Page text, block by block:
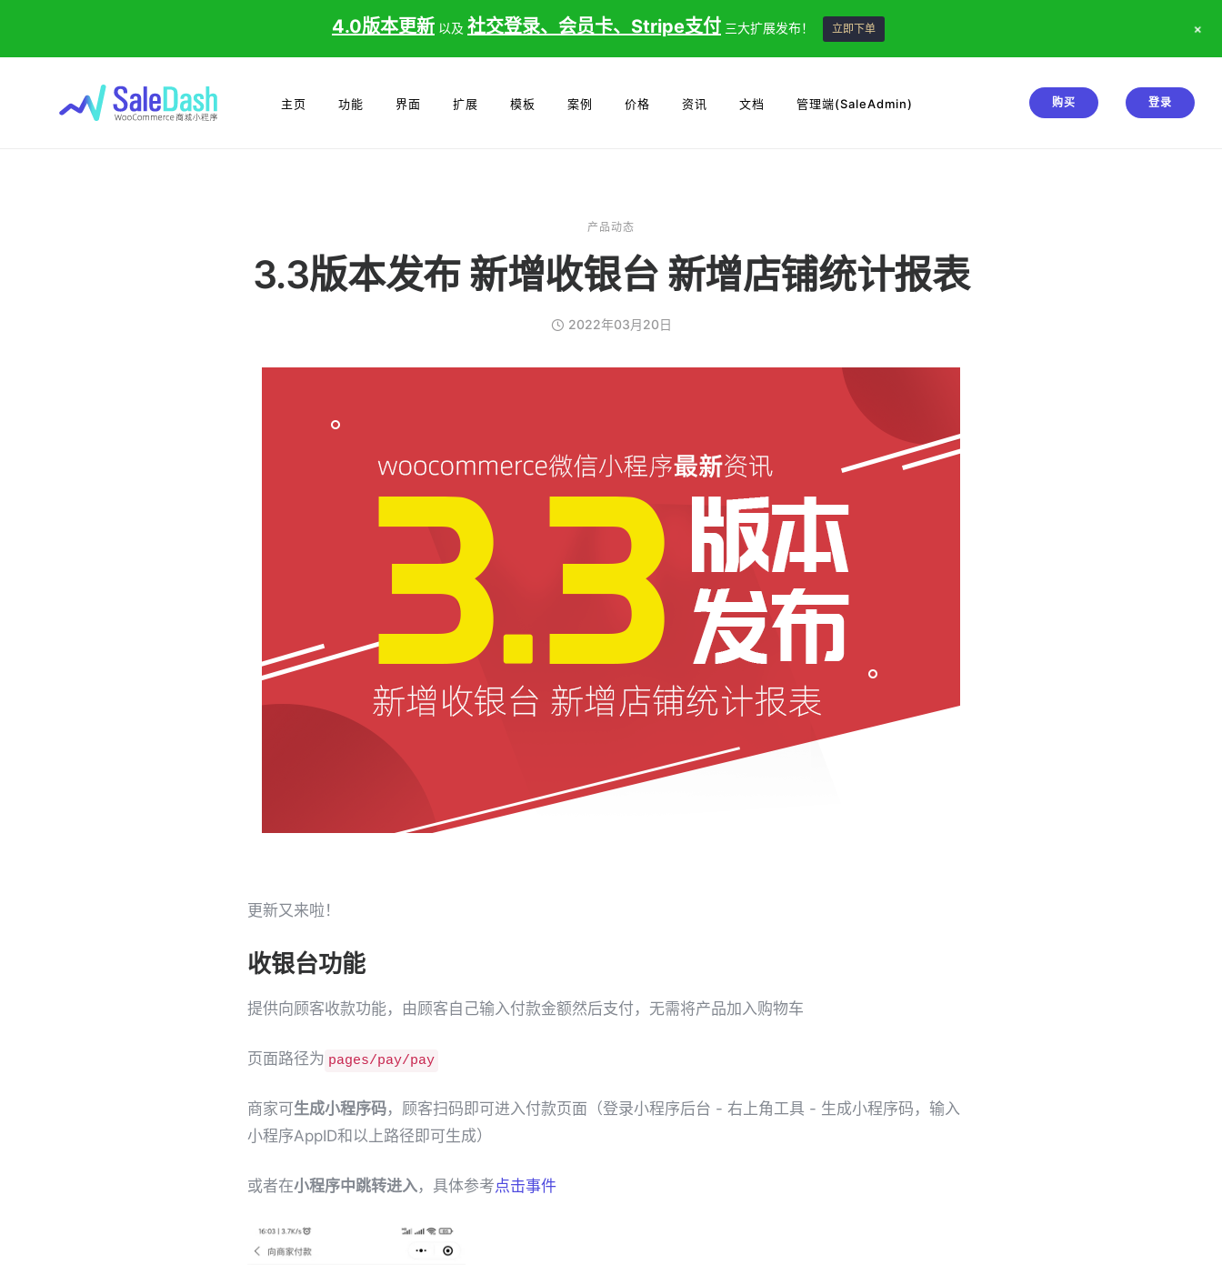
主页 功能 界面 扩展 模板 案例 价格 资讯 文档 管理端(SaleAdmin) 购买 登录
产品动态
3.3版本发布 新增收银台 新增店铺统计报表
2022年03月20日
更新又来啦！
收银台功能
提供向顾客收款功能，由顾客自己输入付款金额然后支付，无需将产品加入购物车
页面路径为 pages/pay/pay
商家可生成小程序码，顾客扫码即可进入付款页面（登录小程序后台 - 右上角工具 - 生成小程序码，输入
小程序AppID和以上路径即可生成）
或者在小程序中跳转进入，具体参考点击事件
4.0版本更新 以及 社交登录、会员卡、Stripe支付 三大扩展发布！ 立即下单 +